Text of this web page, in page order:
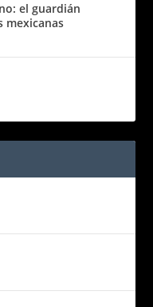
el guardián
mexicanas